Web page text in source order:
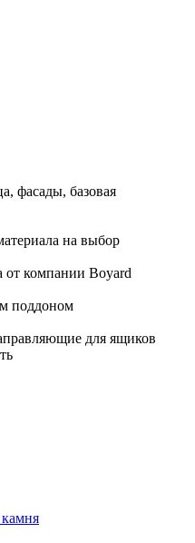
фасады, базовая
на выбор
от компании Boyard
поддоном
для ящиков